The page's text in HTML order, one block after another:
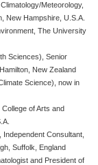
Meteorology,
New Hampshire, U.S.A.
The University
Sciences), Senior
New Zealand
Science), now in
of Arts and
Consultant,
Suffolk, England
and President of